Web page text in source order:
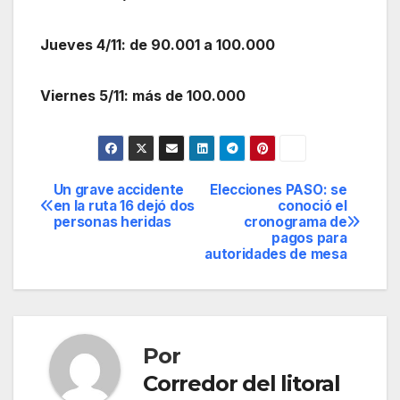
Jueves 4/11: de 90.001 a 100.000
Viernes 5/11: más de 100.000
Navegación
de
Elecciones PASO: se
conoció el
cronograma de
pagos para
autoridades de mesa
Un grave accidente
en la ruta 16 dejó dos
personas heridas
Por
Corredor del litoral